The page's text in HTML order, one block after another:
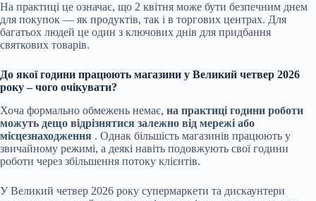
На практиці це означає, що 2 квітня може бути безпечним днем
для покупок — як продуктів, так і в торгових центрах. Для
багатьох людей це один з ключових днів для придбання
святкових товарів.
До якої години працюють магазини у Великий четвер 2026
року – чого очікувати?
Хоча формально обмежень немає, на практиці години роботи
можуть дещо відрізнятися залежно від мережі або
місцезнаходження . Однак більшість магазинів працюють у
звичайному режимі, а деякі навіть подовжують свої години
роботи через збільшення потоку клієнтів.
У Великий четвер 2026 року супермаркети та дискаунтери